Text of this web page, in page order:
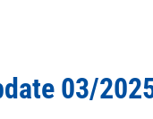
03/